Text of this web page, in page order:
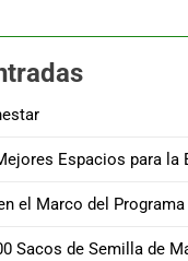
Espacios para la
el Marco del Programa
Sacos de Semilla de